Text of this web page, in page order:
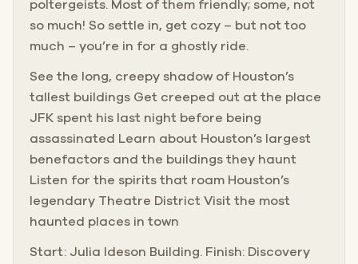
poltergeists. Most of them friendly; some, not
so much! So settle in, get cozy – but not too
much – you’re in for a ghostly ride.
See the long, creepy shadow of Houston’s
tallest buildings Get creeped out at the place
JFK spent his last night before being
assassinated Learn about Houston’s largest
benefactors and the buildings they haunt
Listen for the spirits that roam Houston’s
legendary Theatre District Visit the most
haunted places in town
Start: Julia Ideson Building. Finish: Discovery